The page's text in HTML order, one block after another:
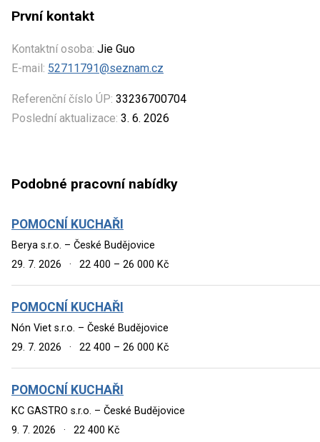
První kontakt
Kontaktní osoba: Jie Guo
E-mail: 52711791@seznam.cz
Referenční číslo ÚP: 33236700704
Poslední aktualizace: 3. 6. 2026
Podobné pracovní nabídky
POMOCNÍ KUCHAŘI
Berya s.r.o. – České Budějovice
29. 7. 2026
· 22 400 – 26 000 Kč
POMOCNÍ KUCHAŘI
Nón Viet s.r.o. – České Budějovice
29. 7. 2026
· 22 400 – 26 000 Kč
POMOCNÍ KUCHAŘI
KC GASTRO s.r.o. – České Budějovice
9. 7. 2026
· 22 400 Kč